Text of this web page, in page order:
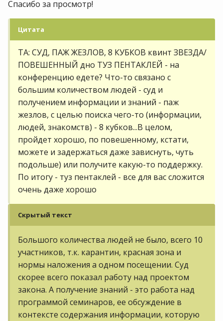
Спасибо за просмотр!
Цитата
ТА: СУД, ПАЖ ЖЕЗЛОВ, 8 КУБКОВ квинт ЗВЕЗДА/
ПОВЕШЕННЫЙ дно ТУЗ ПЕНТАКЛЕЙ - на
конференцию едете? Что-то связано с
большим количеством людей - суд и
получением информации и знаний - паж
жезлов, с целью поиска чего-то (информации,
людей, знакомств) - 8 кубков...В целом,
пройдет хорошо, по повешенному, кстати,
можете и задержаться даже зависнуть, чуть
подольше) или получите какую-то поддержку.
По итогу - туз пентаклей - все для вас сложится
очень даже хорошо
Скрытый текст
Большого количества людей не было, всего 10
участников, т.к. карантин, красная зона и
нормы наложения а одном посещении. Суд
скорее всего показал работу над проектом
закона. А получение знаний - это работа над
программой семинаров, ее обсуждение в
контексте содержания информации, которую